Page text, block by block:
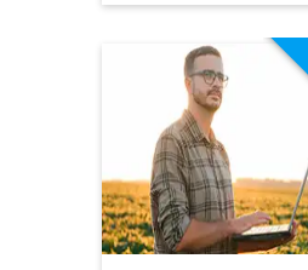
Certificação de
Gestão de
Detalhes
Ir para